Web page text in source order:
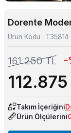
Dorente
Ürün Kodu : T35814
161.250TL -
112.875
Takım İçeriğini
Ürün Ölçülerini